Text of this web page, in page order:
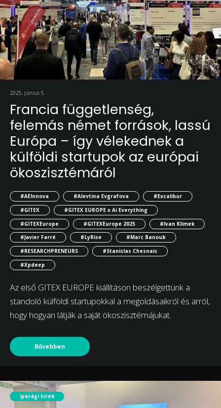
2025. június 5.
Francia függetlenség,
felemás német források, lassú
Európa – így vélekednek a
külföldi startupok az európai
ökoszisztémáról
#AEInnova #Alevtina Evgrafova
#Excalibur
#GITEX
#GITEX EUROPE x Ai Everything
#GITEXEurope
#GITEXEurope 2025
#Ivan Klimek
#Javier Farré
#LyRise
#Marc Banoub
#RESEARCHPRENEURS
#Stanislas Chesnais
#Xpdeep
Az első GITEX EUROPE kiállításon beszélgettünk a
standoló külföldi startupokkal a megoldásaikról és arról,
hogy hogyan látják a saját ökoszisztémájukat.
Bővebben
Iparági hírek